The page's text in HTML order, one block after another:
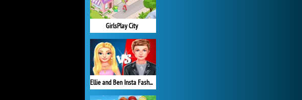
GirlsPlay City
Ellie and Ben Insta Fashion